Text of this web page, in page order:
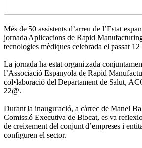
Més de 50 assistents d’arreu de l’Estat
jornada Aplicacions de Rapid
tecnologies mèdiques celebrada el passat
La jornada ha estat organitzada
l’Associació Espanyola de Rapid
col•laboració del Departament de Salut,
22@.
Durant la inauguració, a càrrec de Manel
Comissió Executiva de Biocat, es va
de creixement del conjunt d’empreses i
configuren el sector.